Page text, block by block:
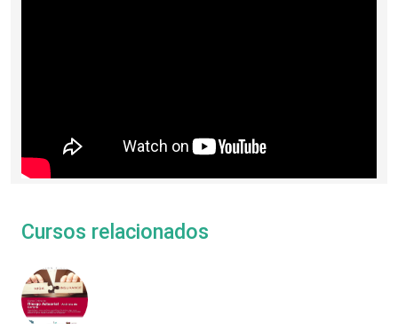
Cursos relacionados